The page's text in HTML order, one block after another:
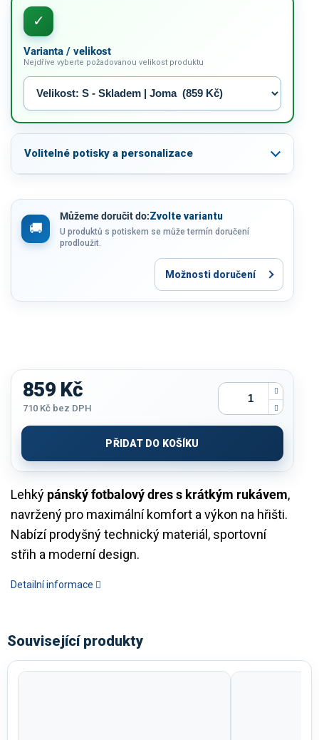
Varianta / velikost
Nejdříve vyberte požadovanou velikost produktu
Volitelné potisky a personalizace
Můžeme doručit do:Zvolte variantu
U produktů s potiskem se může termín doručení
prodloužit.
Možnosti doručení
Lehký pánský fotbalový dres s krátkým rukávem,
navržený pro maximální komfort a výkon na hřišti.
Nabízí prodyšný technický materiál, sportovní
střih a moderní design.
Detailní informace
859 Kč
710 Kč bez DPH
cena:
PŘIDAT DO KOŠÍKU
Související produkty